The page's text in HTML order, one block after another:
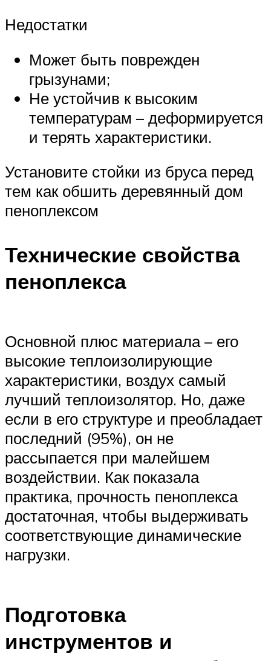
Недостатки
Может быть поврежден
грызунами;
Не устойчив к высоким
температурам – деформируется
и терять характеристики.
Установите стойки из бруса перед
тем как обшить деревянный дом
пеноплексом
Технические свойства
пеноплекса
Основной плюс материала – его
высокие теплоизолирующие
характеристики, воздух самый
лучший теплоизолятор. Но, даже
если в его структуре и преобладает
последний (95%), он не
рассыпается при малейшем
воздействии. Как показала
практика, прочность пеноплекса
достаточная, чтобы выдерживать
соответствующие динамические
нагрузки.
Подготовка
инструментов и